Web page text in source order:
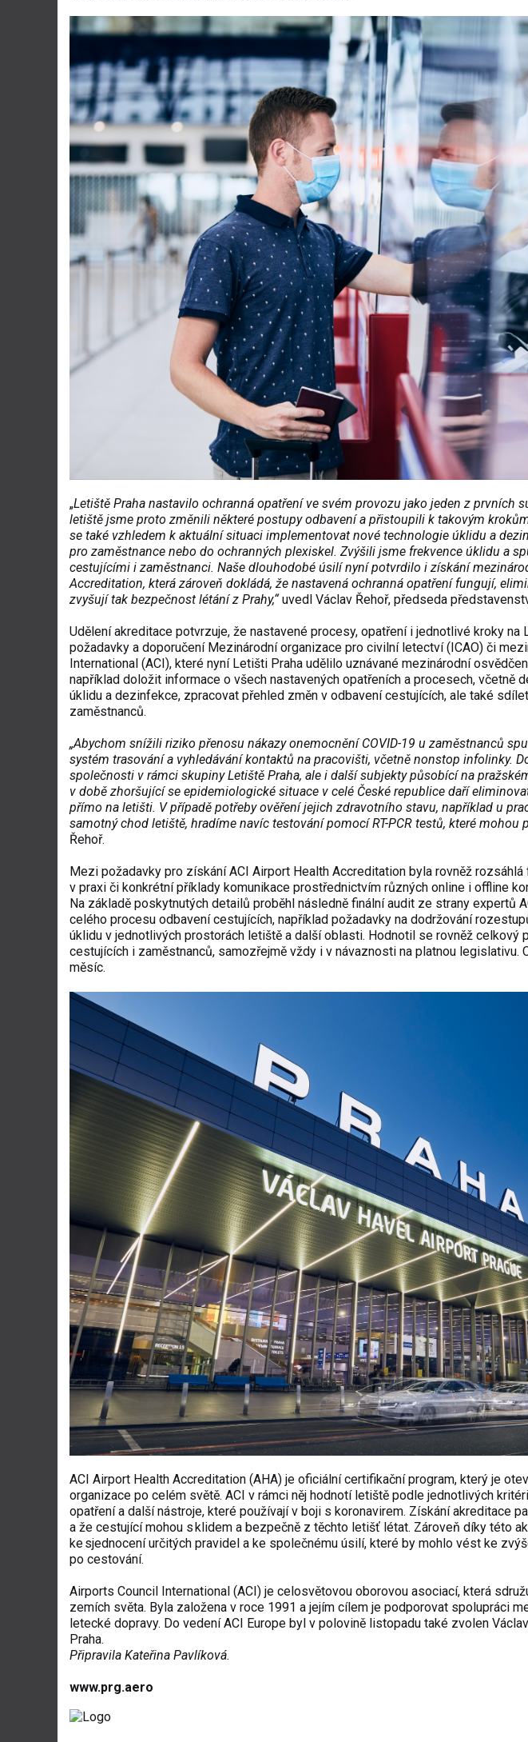
„Letiště Praha nastavilo ochranná opatření ve svém provozu jako jeden z prvních
letiště jsme proto změnili některé postupy odbavení a přistoupili k takovým
se také vzhledem k aktuální situaci implementovat nové technologie úklidu a
pro zaměstnance nebo do ochranných plexiskel. Zvýšili jsme frekvence úklidu a
cestujícími i zaměstnanci. Naše dlouhodobé úsilí nyní potvrdilo i získání
Accreditation, která zároveň dokládá, že nastavená ochranná opatření fungují,
zvyšují tak bezpečnost létání z Prahy,“uvedl Václav Řehoř, předseda
Udělení akreditace potvrzuje, že nastavené procesy, opatření i jednotlivé kroky na
požadavky a doporučení Mezinárodní organizace pro civilní letectví (ICAO) či
International (ACI), které nyní Letišti Praha udělilo uznávané mezinárodní
například doložit informace o všech nastavených opatřeních a procesech, včetně
úklidu a dezinfekce, zpracovat přehled změn v odbavení cestujících, ale také
zaměstnanců.
„Abychom snížili riziko přenosu nákazy onemocnění COVID-19 u zaměstnanců
systém trasování a vyhledávání kontaktů na pracovišti, včetně nonstop infolinky.
společnosti v rámci skupiny Letiště Praha, ale i další subjekty působící na
v době zhoršující se epidemiologické situace v celé České republice daří
přímo na letišti. V případě potřeby ověření jejich zdravotního stavu, například u
samotný chod letiště, hradíme navíc testování pomocí RT-PCR testů, které mohou
Řehoř.
Mezi požadavky pro získání ACI Airport Health Accreditation byla rovněž
v praxi či konkrétní příklady komunikace prostřednictvím různých online i offline
Na základě poskytnutých detailů proběhl následně finální audit ze strany expertů
celého procesu odbavení cestujících, například požadavky na dodržování
úklidu v jednotlivých prostorách letiště a další oblasti. Hodnotil se rovněž celkový
cestujících i zaměstnanců, samozřejmě vždy i v návaznosti na platnou
měsíc.
ACI Airport Health Accreditation (AHA) je oficiální certifikační program, který je
organizace po celém světě. ACI v rámci něj hodnotí letiště podle jednotlivých
opatření a další nástroje, které používají v boji s koronavirem. Získání akreditace
a že cestující mohou s klidem a bezpečně z těchto letišť létat. Zároveň díky této
ke sjednocení určitých pravidel a ke společnému úsilí, které by mohlo vést ke
po cestování.
Airports Council International (ACI) je celosvětovou oborovou asociací, která
zemích světa. Byla založena v roce 1991 a jejím cílem je podporovat spolupráci
letecké dopravy. Do vedení ACI Europe byl v polovině listopadu také zvolen
Praha.
Připravila Kateřina Pavlíková.
www.prg.aero